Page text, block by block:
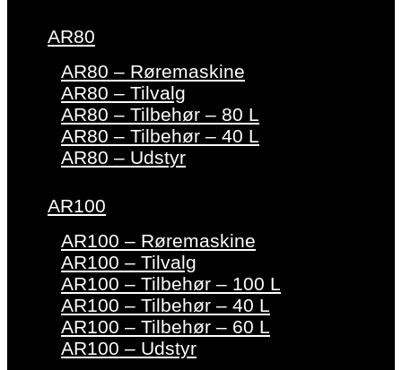
AR80
AR80 – Røremaskine
AR80 – Tilvalg
AR80 – Tilbehør – 80 L
AR80 – Tilbehør – 40 L
AR80 – Udstyr
AR100
AR100 – Røremaskine
AR100 – Tilvalg
AR100 – Tilbehør – 100 L
AR100 – Tilbehør – 40 L
AR100 – Tilbehør – 60 L
AR100 – Udstyr